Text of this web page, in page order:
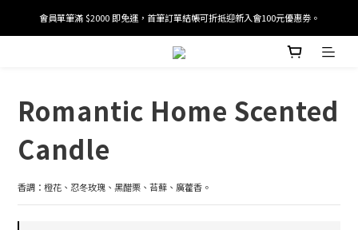
加入/驗證會員並綁定電話號碼，即可獲得百元購物金2張。
會員單筆滿 $2000 即免運，首筆訂單結帳可折抵迎新入會100元優惠劵。
加入/驗證會員並綁定電話號碼，即可獲得百元購物金2張。
Romantic Home Scented
Candle
香調：橙花、忍冬玫瑰、黑醋栗、苔蘚、廣藿香。